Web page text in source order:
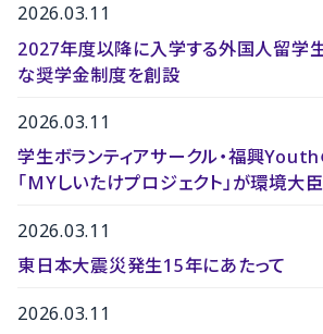
2026.03.11
2027年度以降に入学する外国人留学
な奨学金制度を創設
2026.03.11
学生ボランティアサークル・福興Youth
「MYしいたけプロジェクト」が環境大
2026.03.11
東日本大震災発生15年にあたって
2026.03.11